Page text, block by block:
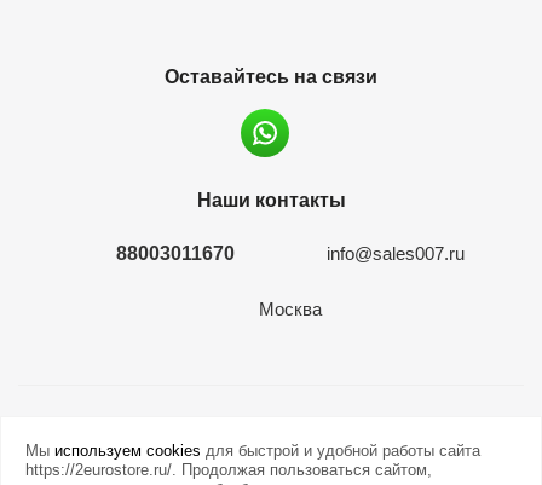
Оставайтесь на связи
Наши контакты
88003011670 info@sales007.ru
Москва
Мы используем cookies для быстрой и удобной работы сайта
https://2eurostore.ru/. Продолжая пользоваться сайтом,